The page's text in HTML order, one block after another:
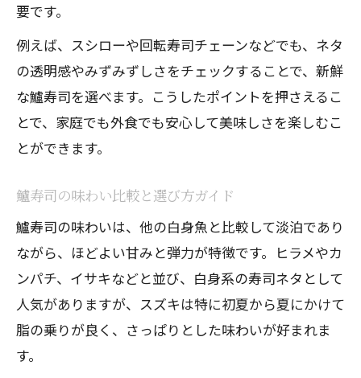
要です。
例えば、スシローや回転寿司チェーンなどでも、ネタ
の透明感やみずみずしさをチェックすることで、新鮮
な鱸寿司を選べます。こうしたポイントを押さえるこ
とで、家庭でも外食でも安心して美味しさを楽しむこ
とができます。
鱸寿司の味わい比較と選び方ガイド
鱸寿司の味わいは、他の白身魚と比較して淡泊であり
ながら、ほどよい甘みと弾力が特徴です。ヒラメやカ
ンパチ、イサキなどと並び、白身系の寿司ネタとして
人気がありますが、スズキは特に初夏から夏にかけて
脂の乗りが良く、さっぱりとした味わいが好まれま
す。